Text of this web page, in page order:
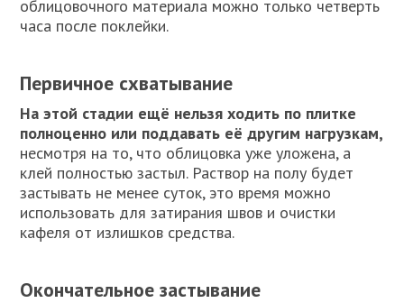
облицовочного материала можно только четверть
часа после поклейки.
Первичное схватывание
На этой стадии ещё нельзя ходить по плитке
полноценно или поддавать её другим нагрузкам,
несмотря на то, что облицовка уже уложена, а
клей полностью застыл. Раствор на полу будет
застывать не менее суток, это время можно
использовать для затирания швов и очистки
кафеля от излишков средства.
Окончательное застывание